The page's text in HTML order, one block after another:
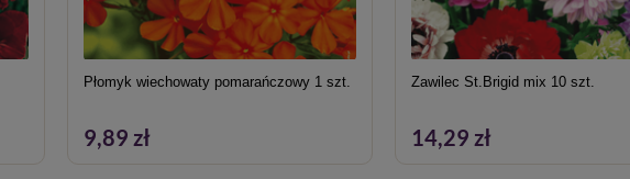
Płomyk wiechowaty pomarańczowy 1 szt.
9,89 zł
Zawilec St.Brigid mix 10 szt.
14,29 zł